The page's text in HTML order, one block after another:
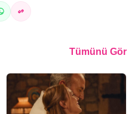
Tümünü Gör